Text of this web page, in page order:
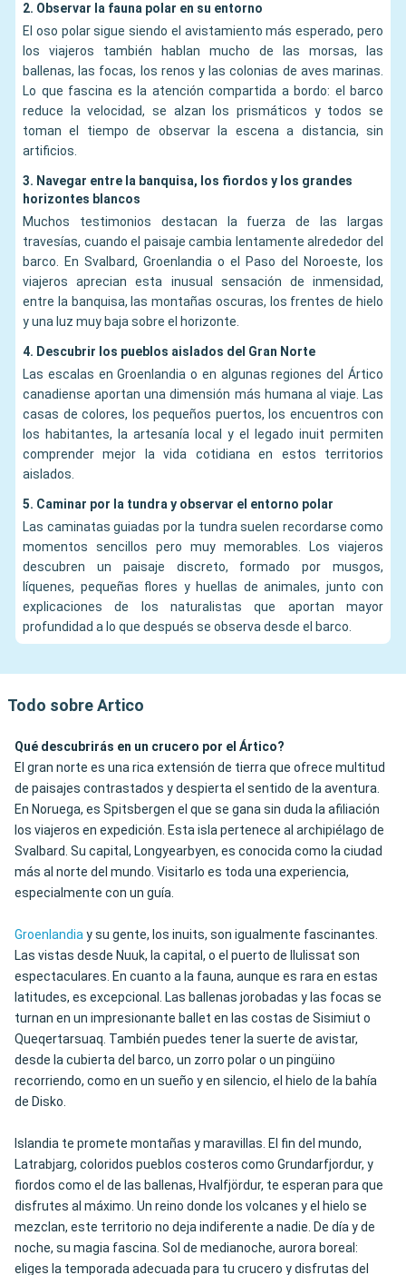
2. Observar la fauna polar en su entorno
El oso polar sigue siendo el avistamiento más esperado, pero
los viajeros también hablan mucho de las morsas, las
ballenas, las focas, los renos y las colonias de aves marinas.
Lo que fascina es la atención compartida a bordo: el barco
reduce la velocidad, se alzan los prismáticos y todos se
toman el tiempo de observar la escena a distancia, sin
artificios.
3. Navegar entre la banquisa, los fiordos y los grandes
horizontes blancos
Muchos testimonios destacan la fuerza de las largas
travesías, cuando el paisaje cambia lentamente alrededor del
barco. En Svalbard, Groenlandia o el Paso del Noroeste, los
viajeros aprecian esta inusual sensación de inmensidad,
entre la banquisa, las montañas oscuras, los frentes de hielo
y una luz muy baja sobre el horizonte.
4. Descubrir los pueblos aislados del Gran Norte
Las escalas en Groenlandia o en algunas regiones del Ártico
canadiense aportan una dimensión más humana al viaje. Las
casas de colores, los pequeños puertos, los encuentros con
los habitantes, la artesanía local y el legado inuit permiten
comprender mejor la vida cotidiana en estos territorios
aislados.
5. Caminar por la tundra y observar el entorno polar
Las caminatas guiadas por la tundra suelen recordarse como
momentos sencillos pero muy memorables. Los viajeros
descubren un paisaje discreto, formado por musgos,
líquenes, pequeñas flores y huellas de animales, junto con
explicaciones de los naturalistas que aportan mayor
profundidad a lo que después se observa desde el barco.
Todo sobre Artico
Qué descubrirás en un crucero por el Ártico?
El gran norte es una rica extensión de tierra que ofrece multitud
de paisajes contrastados y despierta el sentido de la aventura.
En Noruega, es Spitsbergen el que se gana sin duda la afiliación
los viajeros en expedición. Esta isla pertenece al archipiélago de
Svalbard. Su capital, Longyearbyen, es conocida como la ciudad
más al norte del mundo. Visitarlo es toda una experiencia,
especialmente con un guía.
Groenlandiay su gente, los inuits, son igualmente fascinantes.
Las vistas desde Nuuk, la capital, o el puerto de Ilulissat son
espectaculares. En cuanto a la fauna, aunque es rara en estas
latitudes, es excepcional. Las ballenas jorobadas y las focas se
turnan en un impresionante ballet en las costas de Sisimiut o
Queqertarsuaq. También puedes tener la suerte de avistar,
desde la cubierta del barco, un zorro polar o un pingüino
recorriendo, como en un sueño y en silencio, el hielo de la bahía
de Disko.
Islandia te promete montañas y maravillas. El fin del mundo,
Latrabjarg, coloridos pueblos costeros como Grundarfjordur, y
fiordos como el de las ballenas, Hvalfjördur, te esperan para que
disfrutes al máximo. Un reino donde los volcanes y el hielo se
mezclan, este territorio no deja indiferente a nadie. De día y de
noche, su magia fascina. Sol de medianoche, aurora boreal:
eliges la temporada adecuada para tu crucero y disfrutas del